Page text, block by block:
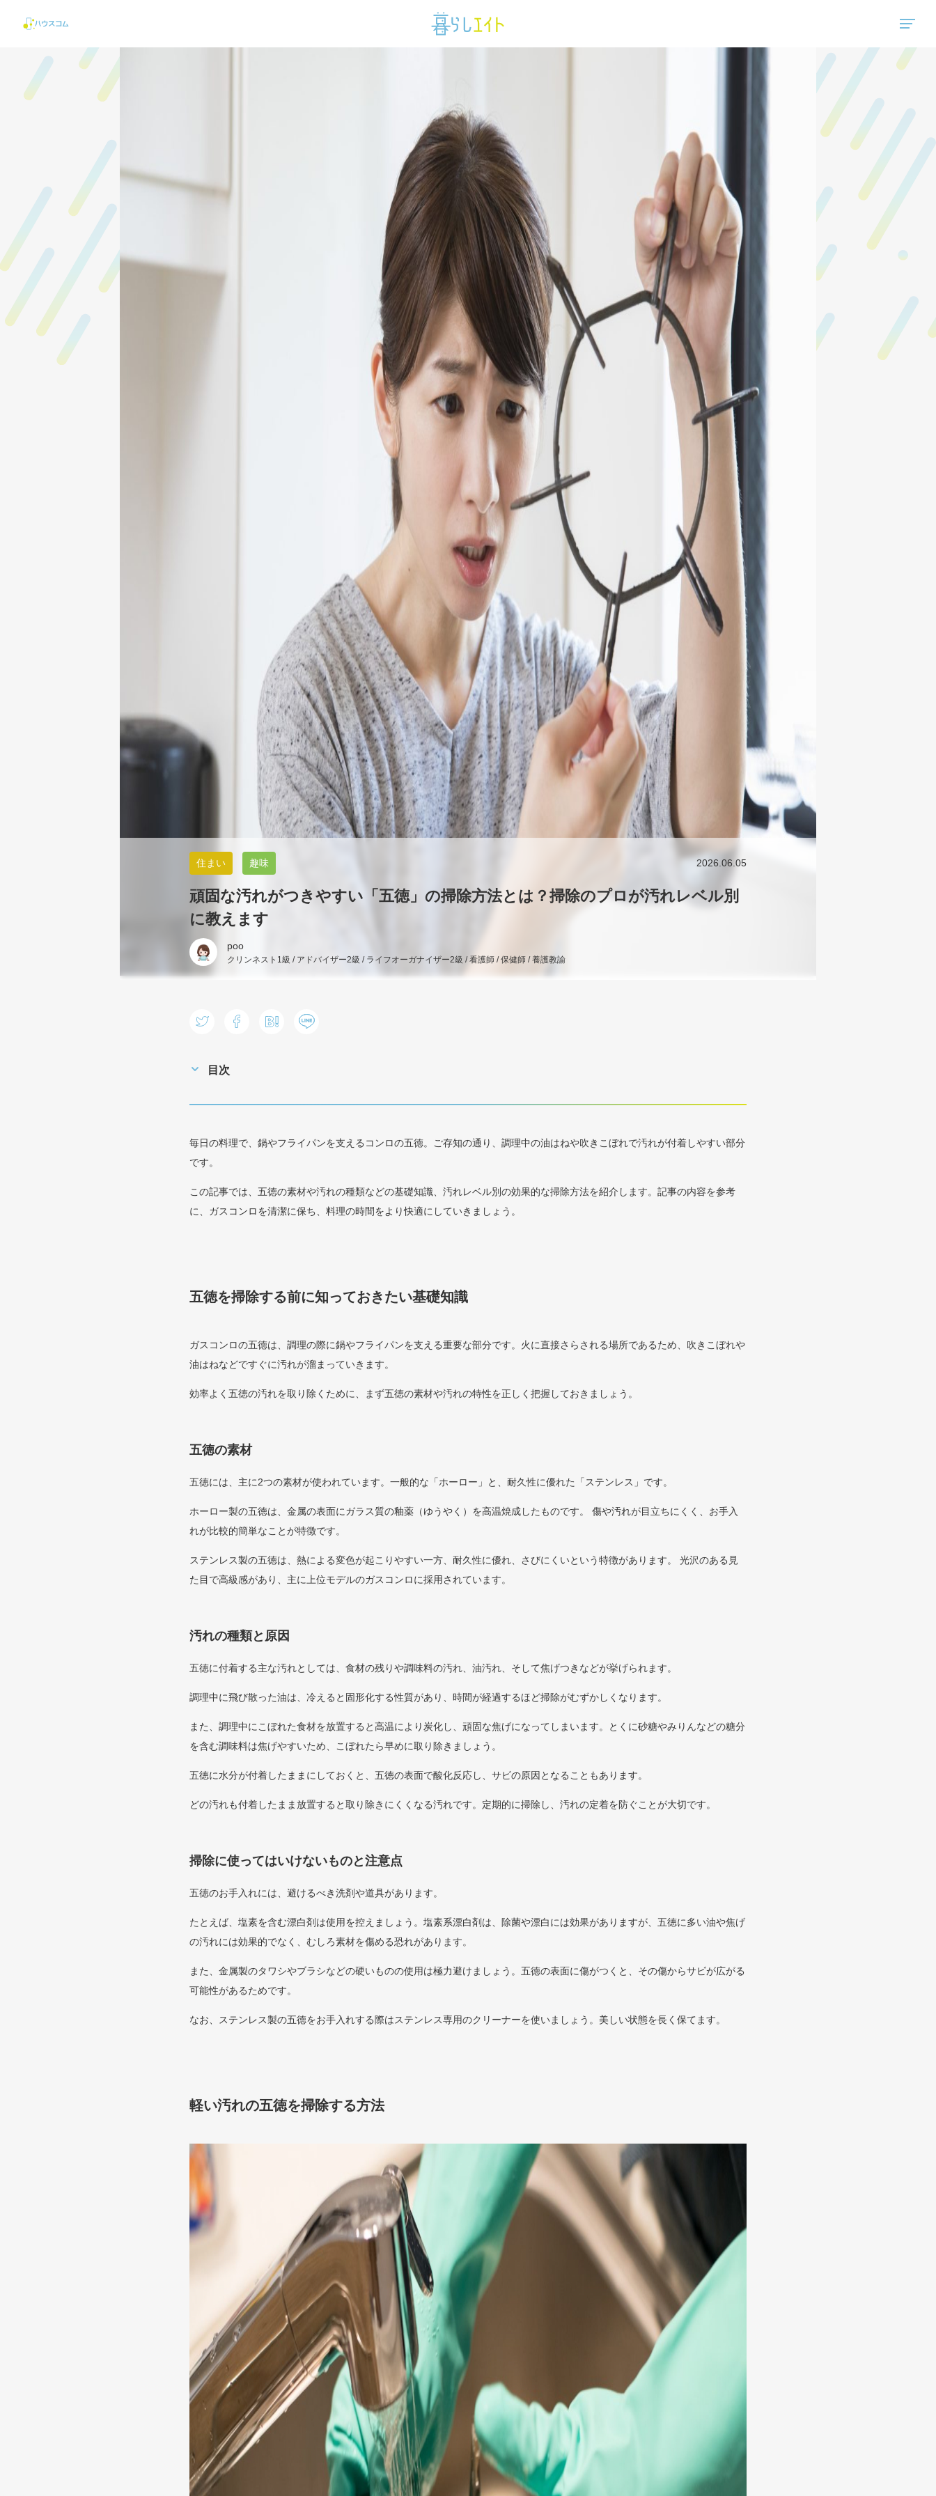
2026.06.05
住まい 趣味
頑固な汚れがつきやすい「五徳」の掃除方法とは？掃除のプロが汚れレベル別
に教えます
poo
クリンネスト1級 / アドバイザー2級 / ライフオーガナイザー2級 / 看護師 / 保健師 / 養護教諭
目次
毎日の料理で、鍋やフライパンを支えるコンロの五徳。ご存知の通り、調理中の油はねや吹きこぼれで汚れが付着しやすい部分
です。
この記事では、五徳の素材や汚れの種類などの基礎知識、汚れレベル別の効果的な掃除方法を紹介します。記事の内容を参考
に、ガスコンロを清潔に保ち、料理の時間をより快適にしていきましょう。
五徳を掃除する前に知っておきたい基礎知識
ガスコンロの五徳は、調理の際に鍋やフライパンを支える重要な部分です。火に直接さらされる場所であるため、吹きこぼれや
油はねなどですぐに汚れが溜まっていきます。
効率よく五徳の汚れを取り除くために、まず五徳の素材や汚れの特性を正しく把握しておきましょう。
五徳の素材
五徳には、主に2つの素材が使われています。一般的な「ホーロー」と、耐久性に優れた「ステンレス」です。
ホーロー製の五徳は、金属の表面にガラス質の釉薬（ゆうやく）を高温焼成したものです。 傷や汚れが目立ちにくく、お手入
れが比較的簡単なことが特徴です。
ステンレス製の五徳は、熱による変色が起こりやすい一方、耐久性に優れ、さびにくいという特徴があります。 光沢のある見
た目で高級感があり、主に上位モデルのガスコンロに採用されています。
汚れの種類と原因
五徳に付着する主な汚れとしては、食材の残りや調味料の汚れ、油汚れ、そして焦げつきなどが挙げられます。
調理中に飛び散った油は、冷えると固形化する性質があり、時間が経過するほど掃除がむずかしくなります。
また、調理中にこぼれた食材を放置すると高温により炭化し、頑固な焦げになってしまいます。とくに砂糖やみりんなどの糖分
を含む調味料は焦げやすいため、こぼれたら早めに取り除きましょう。
五徳に水分が付着したままにしておくと、五徳の表面で酸化反応し、サビの原因となることもあります。
どの汚れも付着したまま放置すると取り除きにくくなる汚れです。定期的に掃除し、汚れの定着を防ぐことが大切です。
掃除に使ってはいけないものと注意点
五徳のお手入れには、避けるべき洗剤や道具があります。
たとえば、塩素を含む漂白剤は使用を控えましょう。塩素系漂白剤は、除菌や漂白には効果がありますが、五徳に多い油や焦げ
の汚れには効果的でなく、むしろ素材を傷める恐れがあります。
また、金属製のタワシやブラシなどの硬いものの使用は極力避けましょう。五徳の表面に傷がつくと、その傷からサビが広がる
可能性があるためです。
なお、ステンレス製の五徳をお手入れする際はステンレス専用のクリーナーを使いましょう。美しい状態を長く保てます。
軽い汚れの五徳を掃除する方法